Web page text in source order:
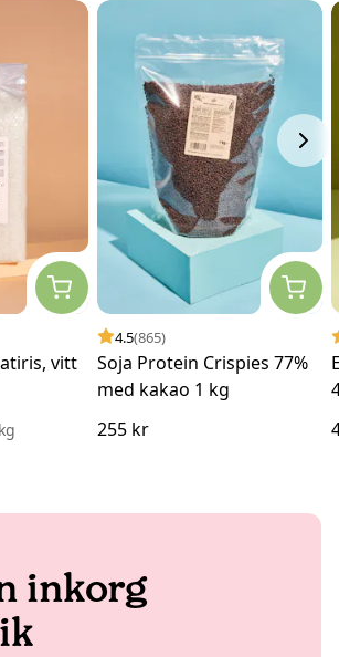
vitt
4.5(865)
Soja Protein Crispies 77%
med kakao 1 kg
255 kr
inkorg